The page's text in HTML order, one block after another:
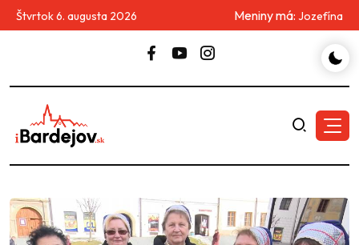
Štvrtok 6. augusta 2026 Meniny má: Jozefína